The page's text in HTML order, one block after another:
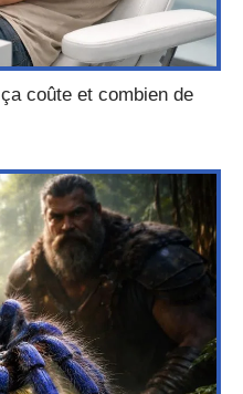
coûte et combien de